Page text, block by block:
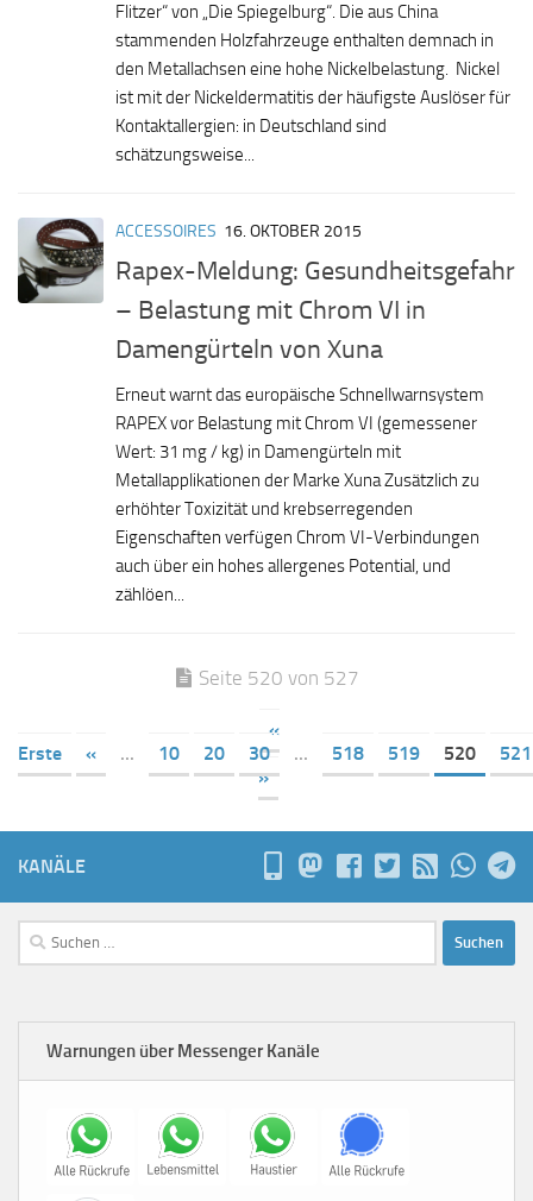
Flitzer“ von „Die Spiegelburg“. Die aus China
stammenden Holzfahrzeuge enthalten demnach in
den Metallachsen eine hohe Nickelbelastung. Nickel
ist mit der Nickeldermatitis der häufigste Auslöser für
Kontaktallergien: in Deutschland sind
schätzungsweise...
ACCESSOIRES 16. OKTOBER 2015
Rapex-Meldung: Gesundheitsgefahr
– Belastung mit Chrom VI in
Damengürteln von Xuna
Erneut warnt das europäische Schnellwarnsystem
RAPEX vor Belastung mit Chrom VI (gemessener
Wert: 31 mg / kg) in Damengürteln mit
Metallapplikationen der Marke Xuna Zusätzlich zu
erhöhter Toxizität und krebserregenden
Eigenschaften verfügen Chrom VI-Verbindungen
auch über ein hohes allergenes Potential, und
zählöen...
Seite 520 von 527
«
Erste
« ... 10 20 30 ... 518 519 520
521
»
KANÄLE
Suchen
nach:
Warnungen über Messenger Kanäle